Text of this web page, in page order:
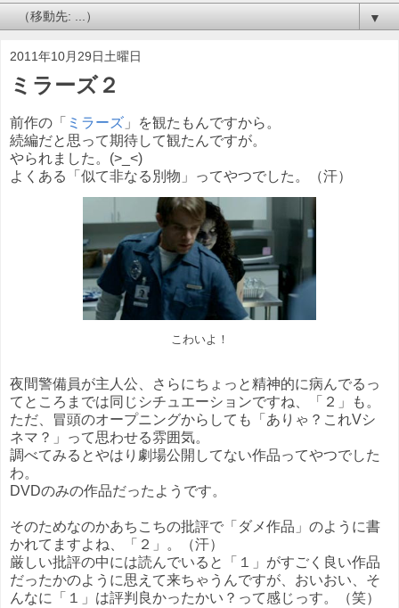
▼
2011年10月29日土曜日
ミラーズ２
前作の「 ミラーズ 」を観たもんですから。
続編だと思って期待して観たんですが。
やられました。(>_<)
よくある「似て非なる別物」ってやつでした。（汗）
こわいよ！
夜間警備員が主人公、さらにちょっと精神的に病んでるっ
てところまでは同じシチュエーションですね、「２」も。
ただ、冒頭のオープニングからしても「ありゃ？これVシ
ネマ？」って思わせる雰囲気。
調べてみるとやはり劇場公開してない作品ってやつでした
わ。
DVDのみの作品だったようです。
そのためなのかあちこちの批評で「ダメ作品」のように書
かれてますよね、「２」。（汗）
厳しい批評の中には読んでいると「１」がすごく良い作品
だったかのように思えて来ちゃうんですが、おいおい、そ
んなに「１」は評判良かったかい？って感じっす。（笑）